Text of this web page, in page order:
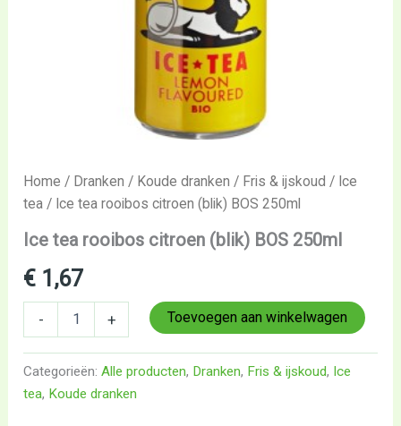
Home / Dranken / Koude dranken / Fris & ijskoud / Ice
tea / Ice tea rooibos citroen (blik) BOS 250ml
Ice tea rooibos citroen (blik) BOS 250ml
€ 1,67
- + Toevoegen aan winkelwagen
Categorieën:Alle producten, Dranken, Fris & ijskoud, Ice
tea, Koude dranken